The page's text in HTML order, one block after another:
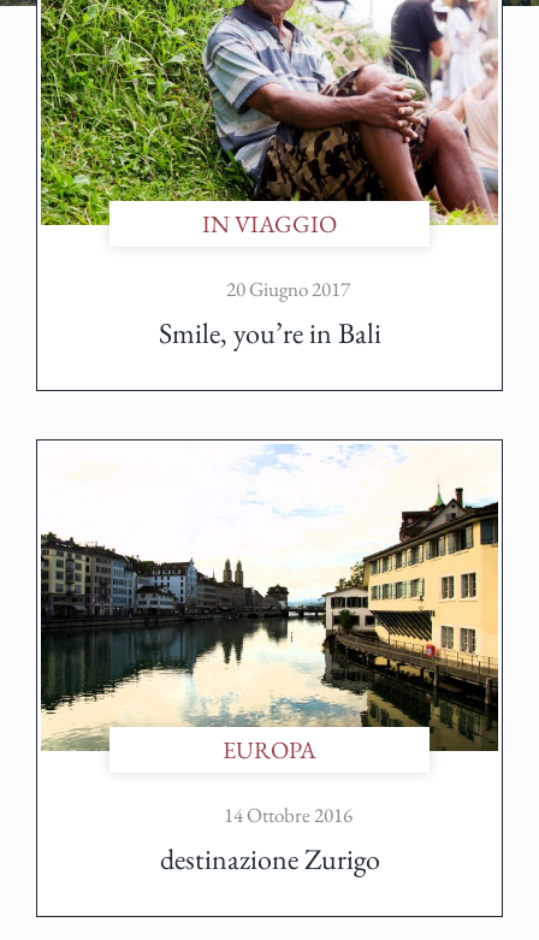
IN VIAGGIO
20 Giugno 2017
Smile, you’re in Bali
EUROPA
14 Ottobre 2016
destinazione Zurigo